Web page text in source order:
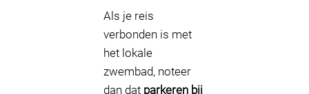
Als je reis
verbonden is met
het lokale
zwembad, noteer
dan dat parkeren bij